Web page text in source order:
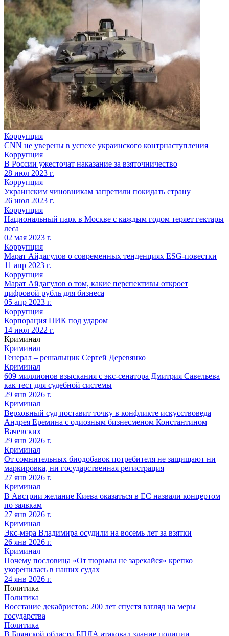
Коррупция
CNN не уверены в успехе украинского контрнаступления
Коррупция
В России ужесточат наказание за взяточничество
28 июл 2023 г.
Коррупция
Украинским чиновникам запретили покидать страну
26 июл 2023 г.
Коррупция
Национальный парк в Москве с каждым годом теряет гектары
леса
02 мая 2023 г.
Коррупция
Марат Айдагулов о современных тенденциях ESG-повестки
11 апр 2023 г.
Коррупция
Марат Айдагулов о том, какие перспективы откроет
цифровой рубль для бизнеса
05 апр 2023 г.
Коррупция
Корпорация ПИК под ударом
14 июл 2022 г.
Криминал
Криминал
Генерал – решальщик Сергей Деревянко
Криминал
609 миллионов взыскания с экс-сенатора Дмитрия Савельева
как тест для судебной системы
29 янв 2026 г.
Криминал
Верховный суд поставит точку в конфликте искусствоведа
Андрея Еремина с одиозным бизнесменом Константином
Вачевских
29 янв 2026 г.
Криминал
От сомнительных биодобавок потребителя не защищают ни
маркировка, ни государственная регистрация
27 янв 2026 г.
Криминал
В Австрии желание Киева оказаться в ЕС назвали концертом
по заявкам
27 янв 2026 г.
Криминал
Экс-мэра Владимира осудили на восемь лет за взятки
26 янв 2026 г.
Криминал
Почему пословица «От тюрьмы не зарекайся» крепко
укоренилась в наших судах
24 янв 2026 г.
Политика
Политика
Восстание декабристов: 200 лет спустя взгляд на меры
государства
Политика
В Брянской области БПЛА атаковал здание полиции